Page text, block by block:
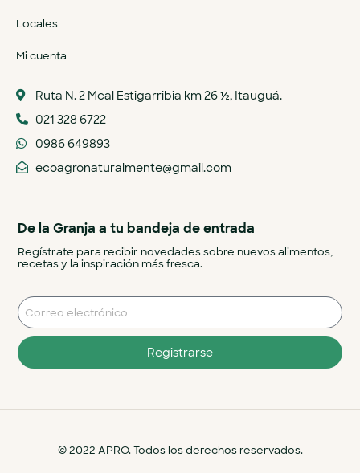
Locales
Mi cuenta
Ruta N. 2 Mcal Estigarribia km 26 ½, Itauguá.
021 328 6722
0986 649893
ecoagronaturalmente@gmail.com
De la Granja a tu bandeja de entrada
Regístrate para recibir novedades sobre nuevos alimentos,
recetas y la inspiración más fresca.
Registrarse
© 2022 APRO. Todos los derechos reservados.